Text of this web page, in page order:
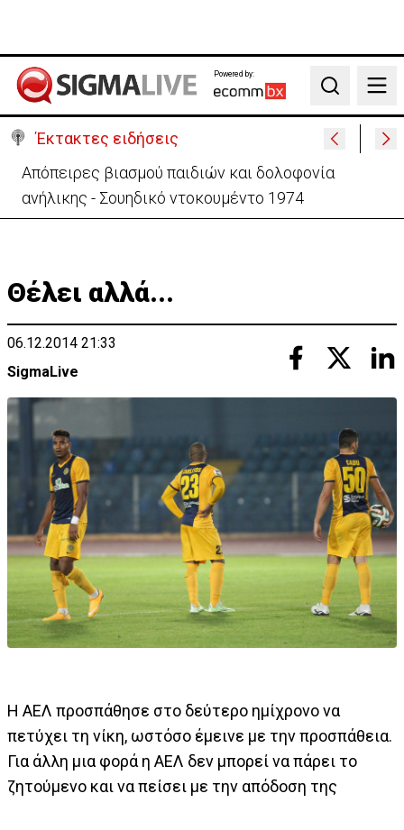
Powered by:
Search
Έκτακτες ειδήσεις
Μεγάλο πακέτο όπλων από Τουρκία προς Ουκρανία
-Κίνηση με μήνυμα προς Μόσχα;
Θέλει αλλά...
06.12.2014 21:33
SigmaLive
Η ΑΕΛ προσπάθησε στο δεύτερο ημίχρονο να
πετύχει τη νίκη, ωστόσο έμεινε με την προσπάθεια.
Για άλλη μια φορά η ΑΕΛ δεν μπορεί να πάρει το
ζητούμενο και να πείσει με την απόδοση της